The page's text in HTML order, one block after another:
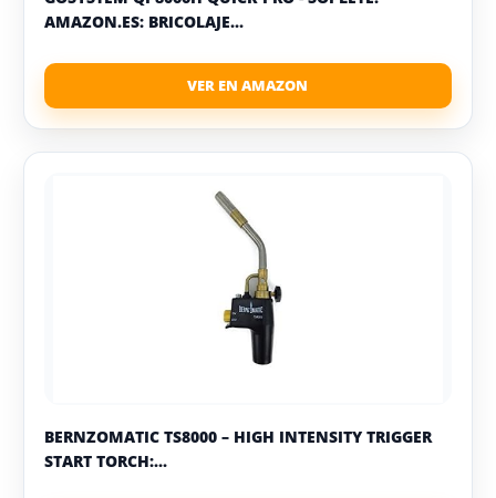
AMAZON.ES: BRICOLAJE...
BERNZOMATIC TS8000 – HIGH INTENSITY TRIGGER
START TORCH:...